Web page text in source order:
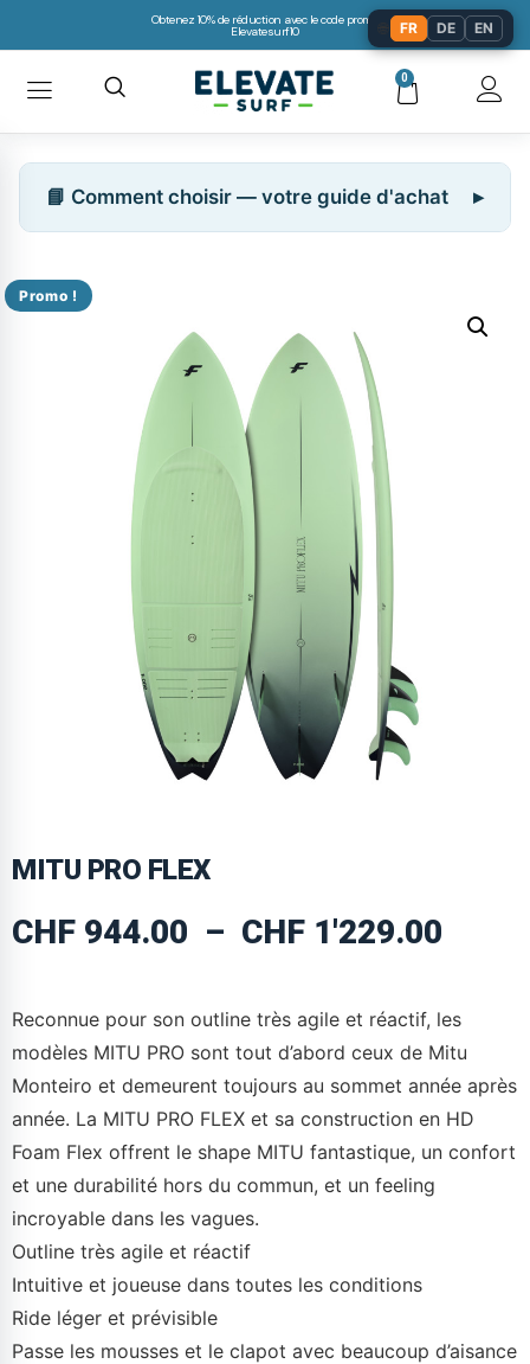
Obtenez 10% de réduction avec le code promo:
Elevatesurf10
0
📘 Comment choisir — votre guide d'achat
Promo !
MITU PRO FLEX
CHF 944.00 – CHF 1'229.00
Reconnue pour son outline très agile et réactif, les
modèles MITU PRO sont tout d’abord ceux de Mitu
Monteiro et demeurent toujours au sommet année après
année. La MITU PRO FLEX et sa construction en HD
Foam Flex offrent le shape MITU fantastique, un confort
et une durabilité hors du commun, et un feeling
incroyable dans les vagues.
Outline très agile et réactif
Intuitive et joueuse dans toutes les conditions
Ride léger et prévisible
Passe les mousses et le clapot avec beaucoup d’aisance
FR DE EN